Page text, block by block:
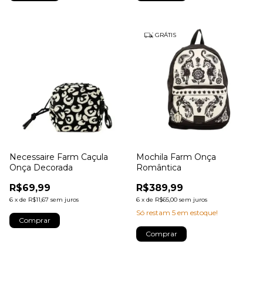
Necessaire Farm Caçula
Onça Decorada
R$69,99
6 x de R$11,67 sem juros
GRÁTIS
Mochila Farm Onça
Romântica
R$389,99
6 x de R$65,00 sem juros
Só restam 5 em estoque!